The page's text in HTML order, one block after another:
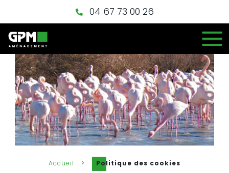
04 67 73 00 26
Accueil > Politique des cookies